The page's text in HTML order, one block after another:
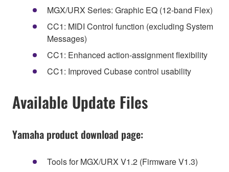
MGX/URX Series: Graphic EQ (12-band Flex)
CC1: MIDI Control function (excluding System
Messages)
CC1: Enhanced action-assignment flexibility
CC1: Improved Cubase control usability
Available Update Files
Yamaha product download page:
Tools for MGX/URX V1.2 (Firmware V1.3)